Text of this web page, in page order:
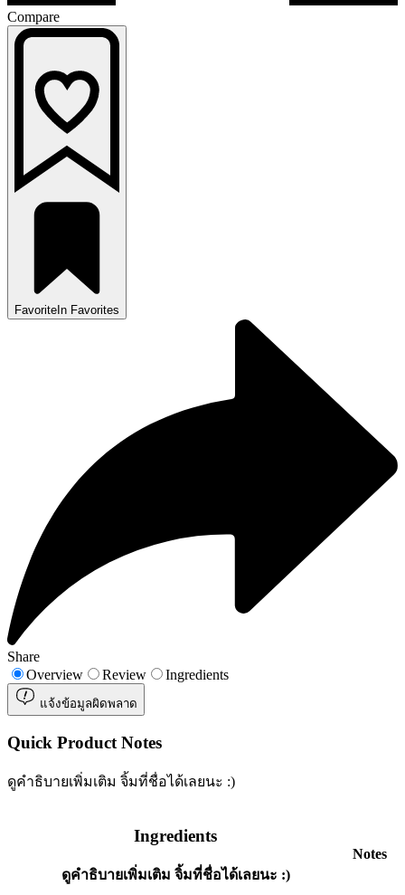
Compare
Favorite In Favorites
Share
Overview
Review Ingredients
แจ้งข้อมูลผิดพลาด
Quick Product Notes
ดูคำธิบายเพิ่มเติม จิ้มที่ชื่อได้เลยนะ :)
Ingredients
ดูคำธิบายเพิ่มเติม จิ้มที่ชื่อได้เลยนะ :)
Notes